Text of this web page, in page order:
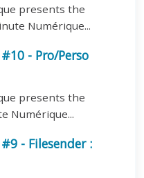
presents the
Numérique...
- Pro/Perso
presents the
Numérique...
- Filesender :